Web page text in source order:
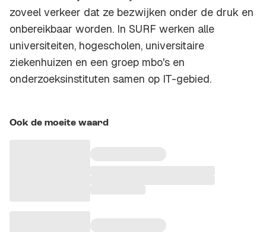
zoveel verkeer dat ze bezwijken onder de druk en
onbereikbaar worden. In SURF werken alle
universiteiten, hogescholen, universitaire
ziekenhuizen en een groep mbo's en
onderzoeksinstituten samen op IT-gebied.
Ook de moeite waard